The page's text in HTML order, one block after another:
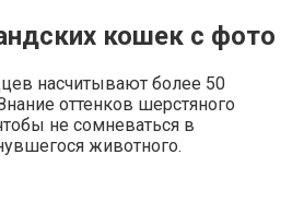
кошек с фото
насчитывают более 50
оттенков шерстяного
не сомневаться в
животного.